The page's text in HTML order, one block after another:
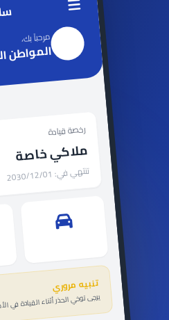
مرحباً بك،
المواطن السوداني
رخصة قيادة
ملاكي خاصة
تنتهي في: 2030/12/01
مركباتي
تنبيه مروري
يرجى توخي الحذر أثناء القيادة في الأمطار.